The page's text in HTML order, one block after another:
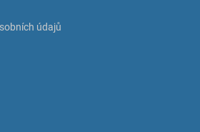
u
údajů